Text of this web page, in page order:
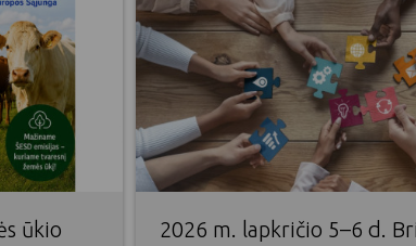
ūkio
2026 m. lapkričio 5–6 d.